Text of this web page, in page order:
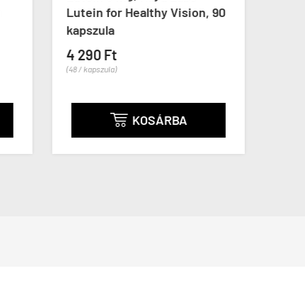
Lutein for Healthy Vision, 90
kapszula
4 290 Ft
(48 / kapszula)
 KOSÁRBA